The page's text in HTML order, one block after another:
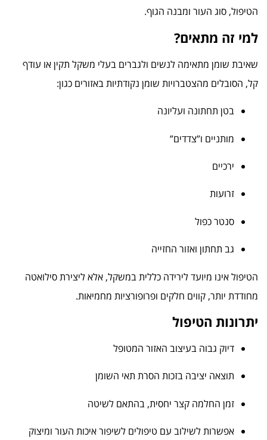
הטיפול, סוג העור ומבנה הגוף.
למי זה מתאים?
שאיבת שומן מתאימה לנשים ולגברים בעלי משקל תקין או עודף
קל, הסובלים מהצטברויות שומן נקודתיות באזורים כגון:
בטן תחתונה ועליונה
מותניים ו”צדדים”
ירכיים
זרועות
סנטר כפול
גב תחתון ואזור החזייה
הטיפול אינו מיועד לירידה כללית במשקל, אלא ליצירת סילואטה
מחודדת יותר, קווים חלקים ופרופורציות מחמיאות.
יתרונות הטיפול
דיוק גבוה בעיצוב האזור המטופל
תוצאה יציבה בזכות הסרת תאי השומן
זמן החלמה קצר יחסית, בהתאם לשיטה
אפשרות לשילוב עם טיפולים לשיפור איכות העור ומיצוק